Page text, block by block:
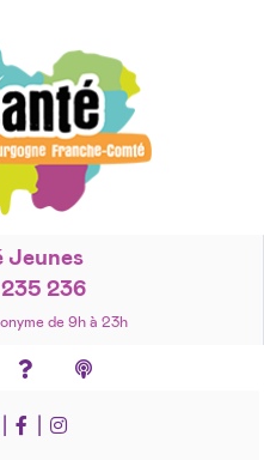
Jeunes
236
de 9h à 23h
Foire aux questions